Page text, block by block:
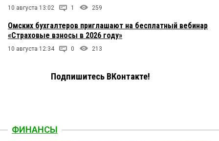
10 августа 13:02 1 259
Омских бухгалтеров приглашают на бесплатный вебинар
«Страховые взносы в 2026 году»
10 августа 12:34 0 213
Подпишитесь ВКонтакте!
ФИНАНСЫ